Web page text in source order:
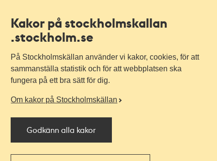
Kakor på stockholmskallan
.stockholm.se
På Stockholmskällan använder vi kakor, cookies, för att
sammanställa statistik och för att webbplatsen ska
fungera på ett bra sätt för dig.
Om kakor på Stockholmskällan
Godkänn alla kakor